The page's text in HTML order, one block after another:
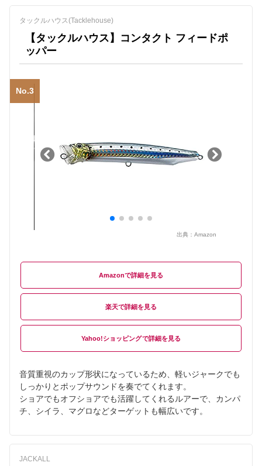
タックルハウス(Tacklehouse)
【タックルハウス】コンタクト フィードポ
ッパー
No.3
出典： Amazon
Amazon
楽天
Yahoo!ショッピング
音質重視のカップ形状になっているため、軽いジャークでも
しっかりとポップサウンドを奏でてくれます。
ショアでもオフショアでも活躍してくれるルアーで、カンパ
チ、シイラ、マグロなどターゲットも幅広いです。
JACKALL